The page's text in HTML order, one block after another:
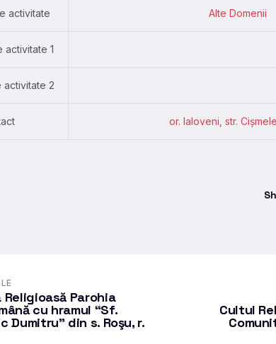
activitate Alte Domenii
activitate 1
activitate 2
or. Ialoveni, str.
Parohia
cu hramul “Sf.
Dumitru” din s. Roşu, r.
Cultul